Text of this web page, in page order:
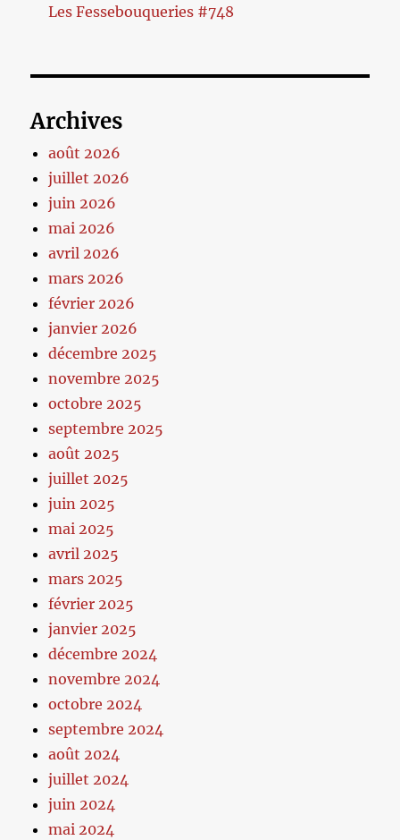
Les Fessebouqueries #748
Archives
août 2026
juillet 2026
juin 2026
mai 2026
avril 2026
mars 2026
février 2026
janvier 2026
décembre 2025
novembre 2025
octobre 2025
septembre 2025
août 2025
juillet 2025
juin 2025
mai 2025
avril 2025
mars 2025
février 2025
janvier 2025
décembre 2024
novembre 2024
octobre 2024
septembre 2024
août 2024
juillet 2024
juin 2024
mai 2024